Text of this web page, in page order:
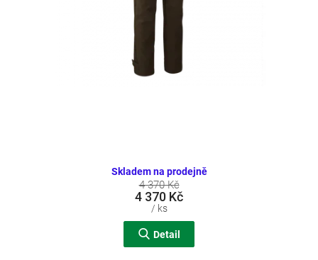
Skladem na prodejně
4 370 Kč
4 370 Kč
/ ks
Detail